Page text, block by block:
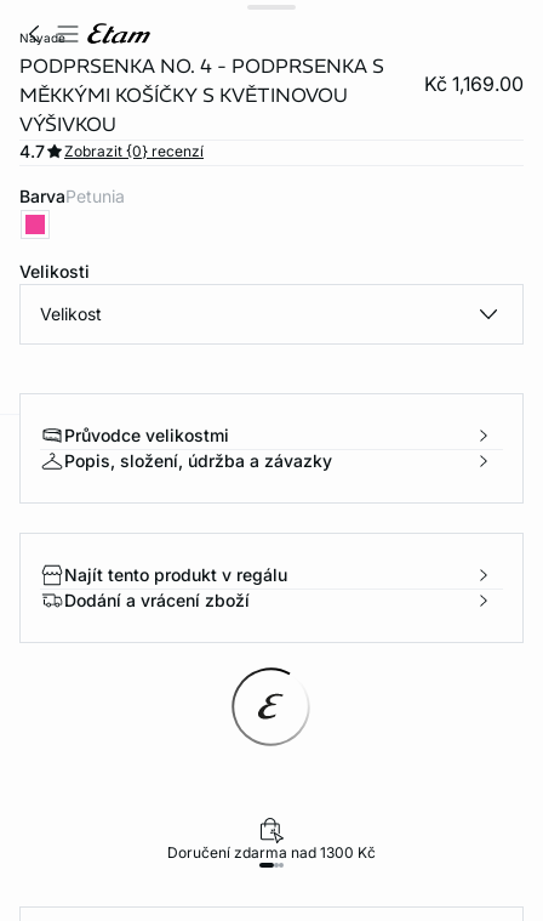
video
nayade
PODPRSENKA NO. 4 - PODPRSENKA S
MĚKKÝMI KOŠÍČKY S KVĚTINOVOU
VÝŠIVKOU
Kč 1,169.00
4.7 Zobrazit {0} recenzí
Barva petunia
Velikosti
Velikost
Průvodce velikostmi
Popis, složení, údržba a závazky
Najít tento produkt v regálu
Dodání a vrácení zboží
Doručení zdarma nad 1300 Kč